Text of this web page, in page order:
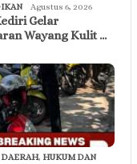
Agustus 6, 2026
Gelar
Wayang Kulit …
DAERAH, HUKUM DAN